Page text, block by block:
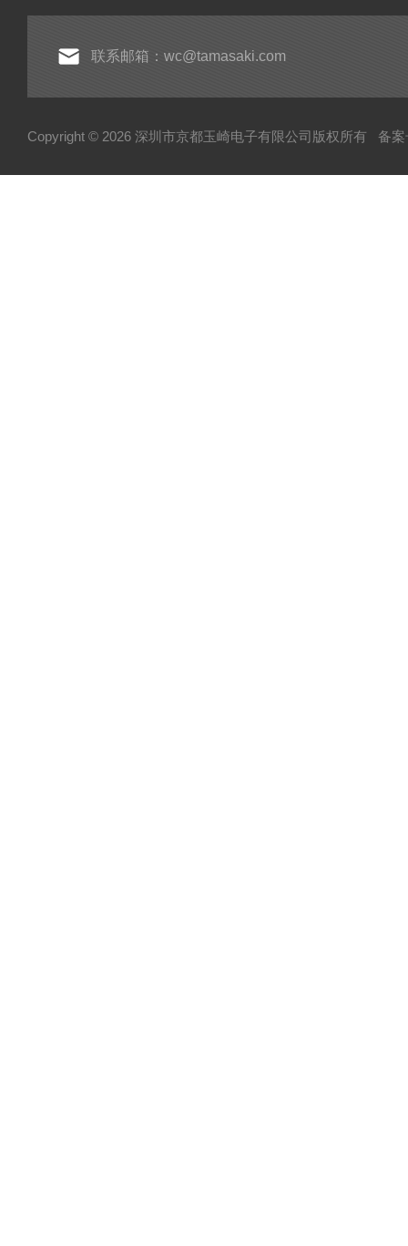
联系邮箱：wc@tamasaki.com
Copyright © 2026 深圳市京都玉崎电子有限公司版权所有 备案